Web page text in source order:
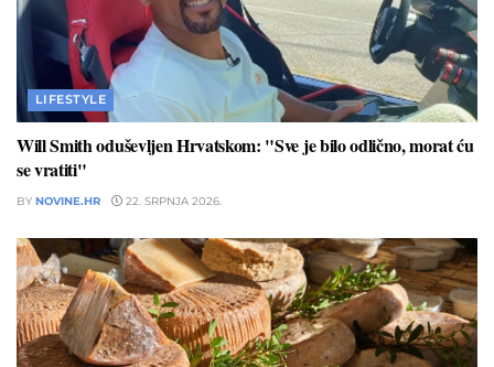
LIFESTYLE
Will Smith oduševljen Hrvatskom: "Sve je bilo odlično, morat ću
se vratiti"
BY NOVINE.HR 22. SRPNJA 2026.